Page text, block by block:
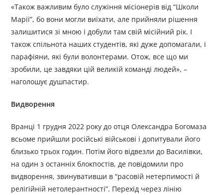
«Також важливим було служіння місіонерів від “Школи
Марії”, бо вони могли виїхати, але прийняли рішення
залишитися зі мною і добули там свій місійний рік. І
також спільнота наших студентів, які дуже допомагали, і
парафіяни, які були волонтерами. Отож, все що ми
зробили, це завдяки цій великій команді людей», –
наголошує душпастир.
Видворення
Вранці 1 грудня 2022 року до отця Олександра Богомаза
всьоме прийшли російські військові і допитували його
близько трьох годин. Потім його відвезли до Василівки,
на один з останніх блокпостів, де повідомили про
видворення, звинувативши в “расовій нетерпимості й
релігійній нетолерантності”. Перехід через лінію